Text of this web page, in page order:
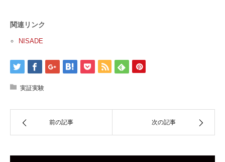
関連リンク
NISADE
実証実験
前の記事 次の記事